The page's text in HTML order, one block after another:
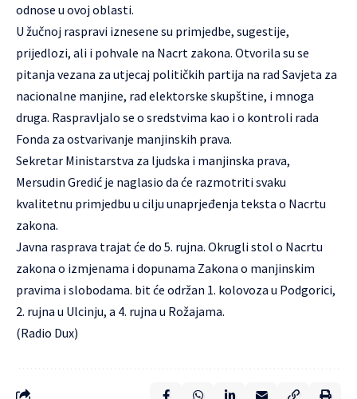
odnose u ovoj oblasti.
U žučnoj raspravi iznesene su primjedbe, sugestije,
prijedlozi, ali i pohvale na Nacrt zakona. Otvorila su se
pitanja vezana za utjecaj političkih partija na rad Savjeta za
nacionalne manjine, rad elektorske skupštine, i mnoga
druga. Raspravljalo se o sredstvima kao i o kontroli rada
Fonda za ostvarivanje manjinskih prava.
Sekretar Ministarstva za ljudska i manjinska prava,
Mersudin Gredić je naglasio da će razmotriti svaku
kvalitetnu primjedbu u cilju unaprjeđenja teksta o Nacrtu
zakona.
Javna rasprava trajat će do 5. rujna. Okrugli stol o Nacrtu
zakona o izmjenama i dopunama Zakona o manjinskim
pravima i slobodama. bit će održan 1. kolovoza u Podgorici,
2. rujna u Ulcinju, a 4. rujna u Rožajama.
(Radio Dux)